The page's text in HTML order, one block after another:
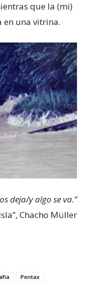
que la (mi)
en una vitrina.
deja/y algo se va.”
Chacho Müller
Pentax